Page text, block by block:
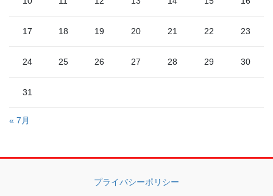
17 18 19 20 21 22 23
24 25 26 27 28 29 30
31
« 7月
プライバシーポリシー